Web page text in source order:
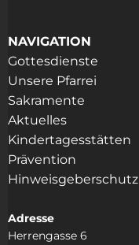
NAVIGATION
Gottesdienste
Unsere Pfarrei
Sakramente
Aktuelles
Kindertagesstätten
Prävention
Hinweisgeberschutz
Adresse
Herrengasse 6